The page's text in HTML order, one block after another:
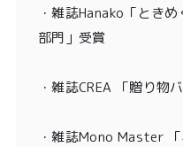
・雑誌Hanako「とき
部門」受賞
・雑誌CREA 「贈り物
・雑誌Mono Master